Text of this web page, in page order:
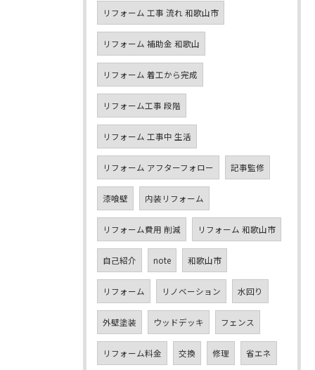
リフォーム 工事 流れ 和歌山市
リフォーム 補助金 和歌山
リフォーム 着工から完成
リフォーム工事 段階
リフォーム 工事中 生活
リフォーム アフターフォロー 記事監修
漆喰壁 内装リフォーム
リフォーム費用 削減 リフォーム 和歌山市
自己紹介 note 和歌山市
リフォーム リノベーション 水回り
外壁塗装 ウッドデッキ フェンス
リフォーム料金 交換 修理 省エネ